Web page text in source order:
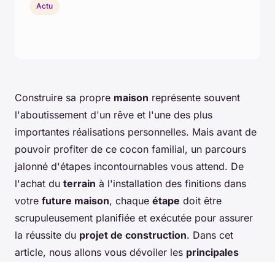
Construire sa propre maison représente souvent
l'aboutissement d'un rêve et l'une des plus
importantes réalisations personnelles. Mais avant de
pouvoir profiter de ce cocon familial, un parcours
jalonné d'étapes incontournables vous attend. De
l'achat du terrain à l'installation des finitions dans
votre future maison, chaque étape doit être
scrupuleusement planifiée et exécutée pour assurer
la réussite du projet de construction. Dans cet
article, nous allons vous dévoiler les principales
Actu